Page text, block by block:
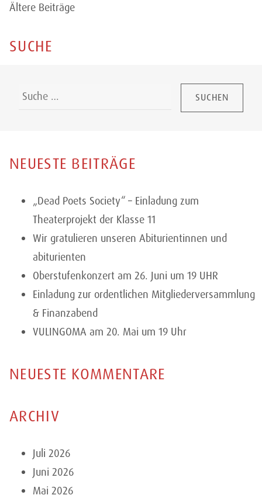
BEITRAGSNAVIGATION
Ältere Beiträge
SUCHE
Suchen:
NEUESTE BEITRÄGE
„Dead Poets Society“ – Einladung zum
Theaterprojekt der Klasse 11
Wir gratulieren unseren Abiturientinnen und
abiturienten
Oberstufenkonzert am 26. Juni um 19 UHR
Einladung zur ordentlichen Mitgliederversammlung
& Finanzabend
VULINGOMA am 20. Mai um 19 Uhr
NEUESTE KOMMENTARE
ARCHIV
Juli 2026
Juni 2026
Mai 2026